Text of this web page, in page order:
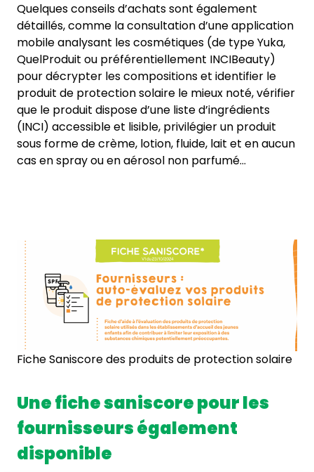
Quelques conseils d’achats sont également
détaillés, comme la consultation d’une application
mobile analysant les cosmétiques (de type Yuka,
QuelProduit ou préférentiellement INCIBeauty)
pour décrypter les compositions et identifier le
produit de protection solaire le mieux noté, vérifier
que le produit dispose d’une liste d’ingrédients
(INCI) accessible et lisible, privilégier un produit
sous forme de crème, lotion, fluide, lait et en aucun
cas en spray ou en aérosol non parfumé…
Fiche Saniscore des produits de protection solaire
Une fiche saniscore pour les
fournisseurs également
disponible